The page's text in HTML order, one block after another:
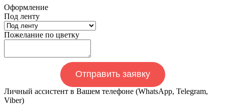
Оформление
Под ленту
Пожелание по цветку
Отправить заявку
Личный ассистент в Вашем телефоне (WhatsApp, Telegram,
Viber)